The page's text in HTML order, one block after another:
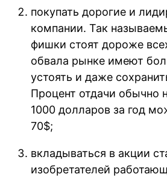
покупать дорогие и
компании. Так
фишки стоят дороже
обвала рынке имеют
устоять и даже
Процент отдачи обычно
1000 долларов за год
70$;
вкладываться в акции
изобретателей